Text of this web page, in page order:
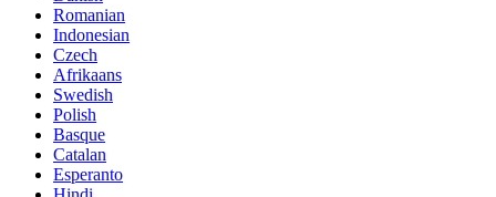
Romanian
Indonesian
Czech
Afrikaans
Swedish
Polish
Basque
Catalan
Esperanto